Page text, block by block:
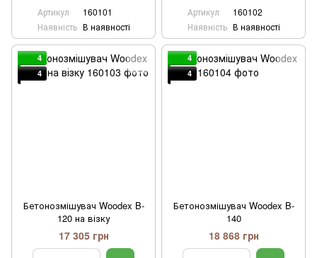
Артикул
160101
Наявність В наявності
Артикул
160102
Наявність В наявності
4
4
Бетонозмішувач Woodex B-
120 на візку
17 305 грн
4
4
Бетонозмішувач Woodex B-
140
18 868 грн